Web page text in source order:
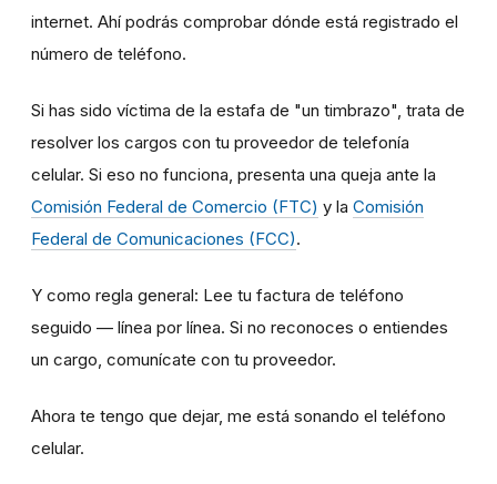
internet. Ahí podrás comprobar dónde está registrado el
número de teléfono.
Si has sido víctima de la estafa de "un timbrazo", trata de
resolver los cargos con tu proveedor de telefonía
celular. Si eso no funciona, presenta una queja ante la
Comisión Federal de Comercio (FTC) y la Comisión
Federal de Comunicaciones (FCC).
Y como regla general: Lee tu factura de teléfono
seguido — línea por línea. Si no reconoces o entiendes
un cargo, comunícate con tu proveedor.
Ahora te tengo que dejar, me está sonando el teléfono
celular.